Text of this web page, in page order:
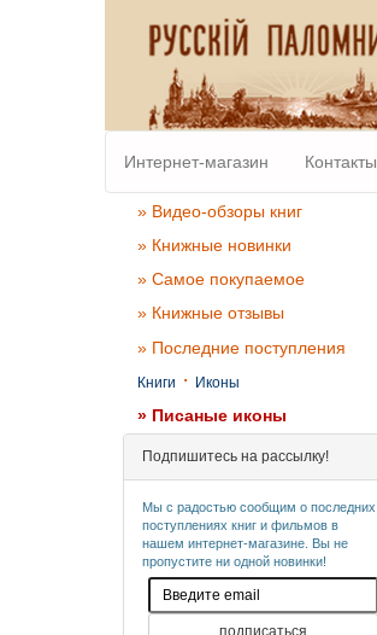
Интернет-магазин Контакты
» Видео-обзоры книг
» Книжные новинки
» Самое покупаемое
» Книжные отзывы
» Последние поступления
Книги · Иконы
» Писаные иконы
Подпишитесь на рассылку!
Мы с радостью сообщим о последних
поступлениях книг и фильмов в
нашем интернет-магазине. Вы не
пропустите ни одной новинки!